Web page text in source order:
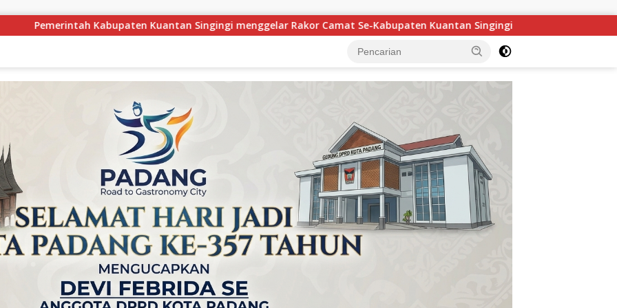
menggelar Rakor Camat Se-Kabupaten Kuantan Singingi Maigus Nasir Ajak Siswa SMA 1 Pertiwi Padang Raih